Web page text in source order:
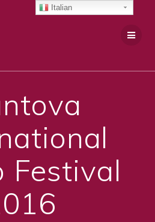
Festival
Italian